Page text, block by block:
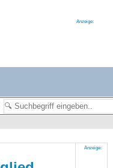
Anzeige:
Anzeige: